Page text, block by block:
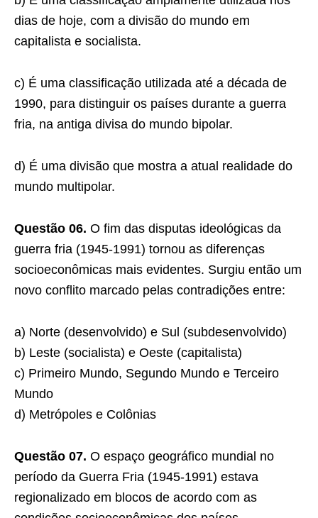
dias de hoje, com a divisão do mundo em
capitalista e socialista.
c) É uma classificação utilizada até a década de
1990, para distinguir os países durante a guerra
fria, na antiga divisa do mundo bipolar.
d) É uma divisão que mostra a atual realidade do
mundo multipolar.
Questão 06. O fim das disputas ideológicas da
guerra fria (1945-1991) tornou as diferenças
socioeconômicas mais evidentes. Surgiu então um
novo conflito marcado pelas contradições entre:
a) Norte (desenvolvido) e Sul (subdesenvolvido)
b) Leste (socialista) e Oeste (capitalista)
c) Primeiro Mundo, Segundo Mundo e Terceiro
Mundo
d) Metrópoles e Colônias
Questão 07. O espaço geográfico mundial no
período da Guerra Fria (1945-1991) estava
regionalizado em blocos de acordo com as